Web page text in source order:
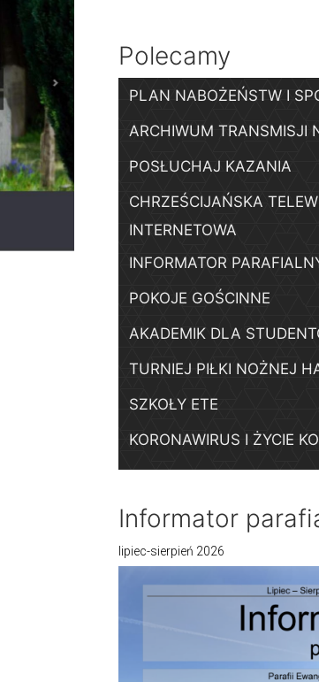
Polecamy
PLAN NABOŻEŃSTW I
ARCHIWUM TRANSMISJI
POSŁUCHAJ KAZANIA
CHRZEŚCIJAŃSKA
INTERNETOWA
INFORMATOR
POKOJE GOŚCINNE
AKADEMIK DLA
TURNIEJ PIŁKI NOŻNEJ
SZKOŁY ETE
KORONAWIRUS I ŻYCIE
Informator
lipiec-sierpień 2026